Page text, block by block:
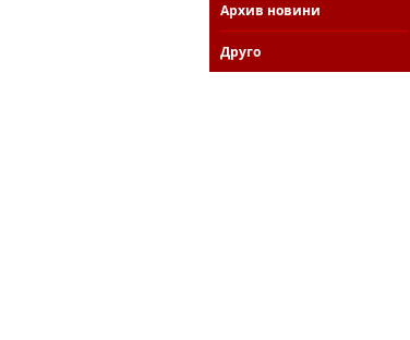
Архив новини
Друго